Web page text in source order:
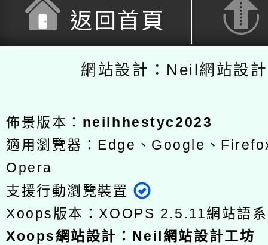
返回首頁
網站設計：Neil網站設
佈景版本： neilhhestyc2023
適用瀏覽器：Edge、Google、
Opera
支援行動瀏覽裝置
Xoops版本：XOOPS 2.5.11網站語
Xoops網站設計 ： Neil網站設計工坊